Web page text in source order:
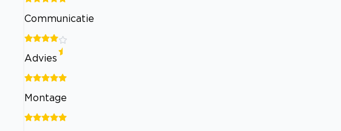
Communicatie
Advies
Montage